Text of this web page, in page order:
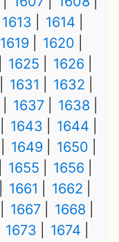
1613
1614
1619
1620
1625
1626
1631
1632
1637
1638
1643
1644
1649
1650
1655
1656
1661
1662
1667
1668
1673
1674